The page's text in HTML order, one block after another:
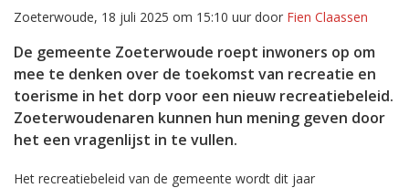
Zoeterwoude, 18 juli 2025 om 15:10 uur door Fien Claassen
De gemeente Zoeterwoude roept inwoners op om
mee te denken over de toekomst van recreatie en
toerisme in het dorp voor een nieuw recreatiebeleid.
Zoeterwoudenaren kunnen hun mening geven door
het een vragenlijst in te vullen.
Het recreatiebeleid van de gemeente wordt dit jaar